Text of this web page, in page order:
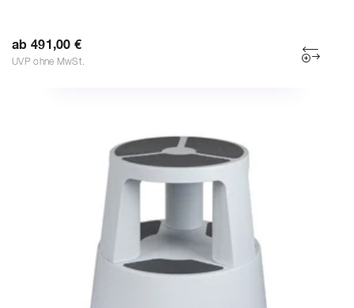
ab 491,00 €
UVP ohne MwSt.